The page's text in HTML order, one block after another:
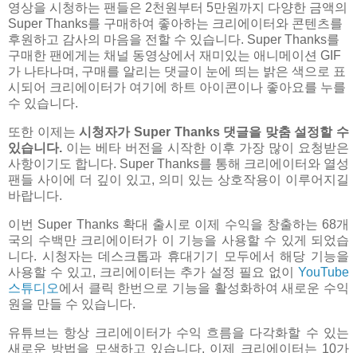
영상을 시청하는 팬들은 2천원부터 5만원까지 다양한 금액의
Super Thanks를 구매하여 좋아하는 크리에이터와 콘텐츠를
후원하고 감사의 마음을 전할 수 있습니다. Super Thanks를
구매한 팬에게는 채널 동영상에서 재미있는 애니메이션 GIF
가 나타나며, 구매를 알리는 댓글이 눈에 띄는 밝은 색으로 표
시되어 크리에이터가 여기에 하트 아이콘이나 좋아요를 누를
수 있습니다.
또한 이제는시청자가 Super Thanks 댓글을 맞춤 설정할 수
있습니다. 이는 베타 버전을 시작한 이후 가장 많이 요청받은
사항이기도 합니다. Super Thanks를 통해 크리에이터와 열성
팬들 사이에 더 깊이 있고, 의미 있는 상호작용이 이루어지길
바랍니다.
이번 Super Thanks 확대 출시로 이제 수익을 창출하는 68개
국의 수백만 크리에이터가 이 기능을 사용할 수 있게 되었습
니다. 시청자는 데스크톱과 휴대기기 모두에서 해당 기능을
사용할 수 있고, 크리에이터는 추가 설정 필요 없이 YouTube
스튜디오에서 클릭 한번으로 기능을 활성화하여 새로운 수익
원을 만들 수 있습니다.
유튜브는 항상 크리에이터가 수익 흐름을 다각화할 수 있는
새로운 방법을 모색하고 있습니다. 이제 크리에이터는 10가